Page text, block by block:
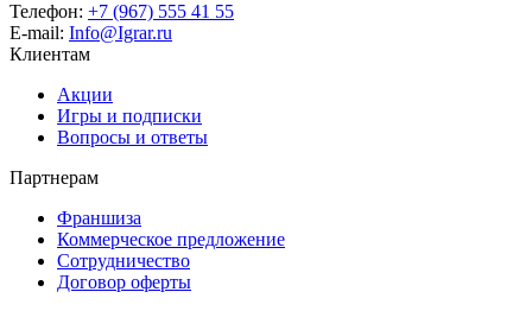
Телефон: +7 (967) 555 41 55
E-mail: Info@Igrar.ru
Клиентам
Акции
Игры и подписки
Вопросы и ответы
Партнерам
Франшиза
Коммерческое предложение
Сотрудничество
Договор оферты